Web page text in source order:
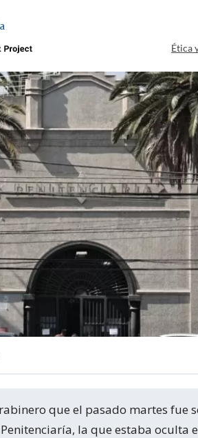
Ética
la que estaba oculta